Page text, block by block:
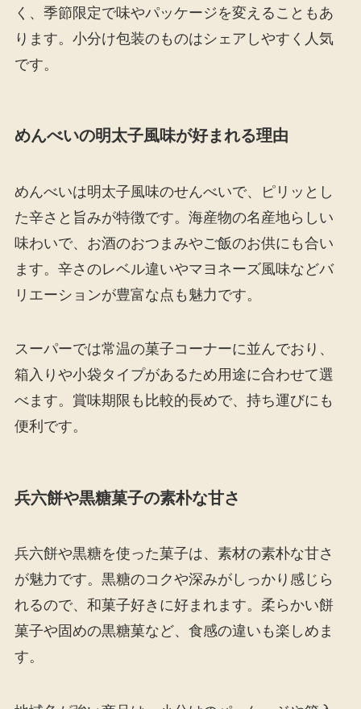
く、季節限定で味やパッケージを変えることもあ
ります。小分け包装のものはシェアしやすく人気
です。
めんべいの明太子風味が好まれる理由
めんべいは明太子風味のせんべいで、ピリッとし
た辛さと旨みが特徴です。海産物の名産地らしい
味わいで、お酒のおつまみやご飯のお供にも合い
ます。辛さのレベル違いやマヨネーズ風味などバ
リエーションが豊富な点も魅力です。
スーパーでは常温の菓子コーナーに並んでおり、
箱入りや小袋タイプがあるため用途に合わせて選
べます。賞味期限も比較的長めで、持ち運びにも
便利です。
兵六餅や黒糖菓子の素朴な甘さ
兵六餅や黒糖を使った菓子は、素材の素朴な甘さ
が魅力です。黒糖のコクや深みがしっかり感じら
れるので、和菓子好きに好まれます。柔らかい餅
菓子や固めの黒糖菓など、食感の違いも楽しめま
す。